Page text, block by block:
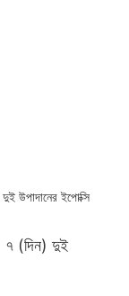
(দিন) দুই